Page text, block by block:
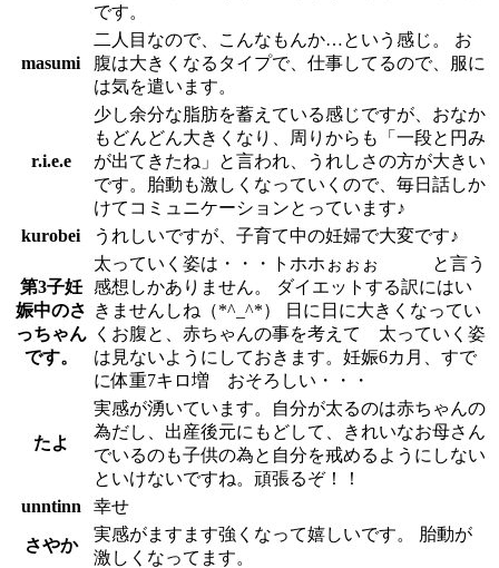
です。
masumi
二人目なので、こんなもんか…という感じ。 お
腹は大きくなるタイプで、仕事してるので、服に
は気を遣います。
r.i.e.e
少し余分な脂肪を蓄えている感じですが、おなか
もどんどん大きくなり、周りからも「一段と円み
が出てきたね」と言われ、うれしさの方が大きい
です。胎動も激しくなっていくので、毎日話しか
けてコミュニケーションとっています♪
kurobei
うれしいですが、子育て中の妊婦で大変です♪
第3子妊
娠中のさ
っちゃん
です。
太っていく姿は・・・トホホぉぉぉ と言う
感想しかありません。 ダイエットする訳にはい
きませんしね（*^_^*） 日に日に大きくなってい
くお腹と、赤ちゃんの事を考えて 太っていく姿
は見ないようにしておきます。妊娠6カ月、すで
に体重7キロ増 おそろしい・・・
たよ
実感が湧いています。自分が太るのは赤ちゃんの
為だし、出産後元にもどして、きれいなお母さん
でいるのも子供の為と自分を戒めるようにしない
といけないですね。頑張るぞ！！
unntinn
幸せ
さやか
実感がますます強くなって嬉しいです。 胎動が
激しくなってます。